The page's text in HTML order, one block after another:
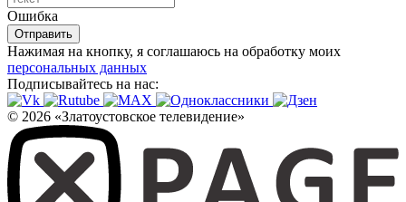
Ошибка
Отправить
Нажимая на кнопку, я соглашаюсь на обработку моих
персональных данных
Подписывайтесь на нас:
© 2026 «Златоустовское телевидение»